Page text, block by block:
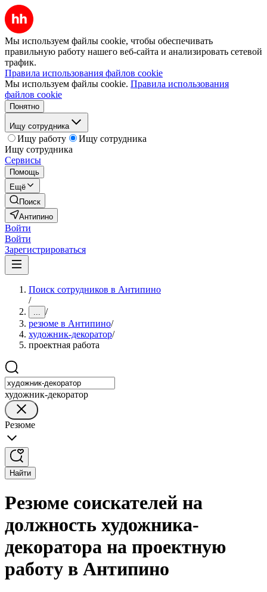
Мы используем файлы cookie, чтобы обеспечивать
правильную работу нашего веб-сайта и анализировать сетевой
трафик.
Правила использования файлов cookie
Мы используем файлы cookie. Правила использования
файлов cookie
Понятно
Ищу сотрудника
Ищу работу
Ищу сотрудника
Ищу сотрудника
Сервисы
Помощь
Ещё
Поиск
Антипино
Войти
Войти
Зарегистрироваться
Поиск сотрудников в Антипино
/
... /
резюме в Антипино/
художник-декоратор/
проектная работа
художник-декоратор
Резюме
Найти
Резюме соискателей на
должность художника-
декоратора на проектную
работу в Антипино